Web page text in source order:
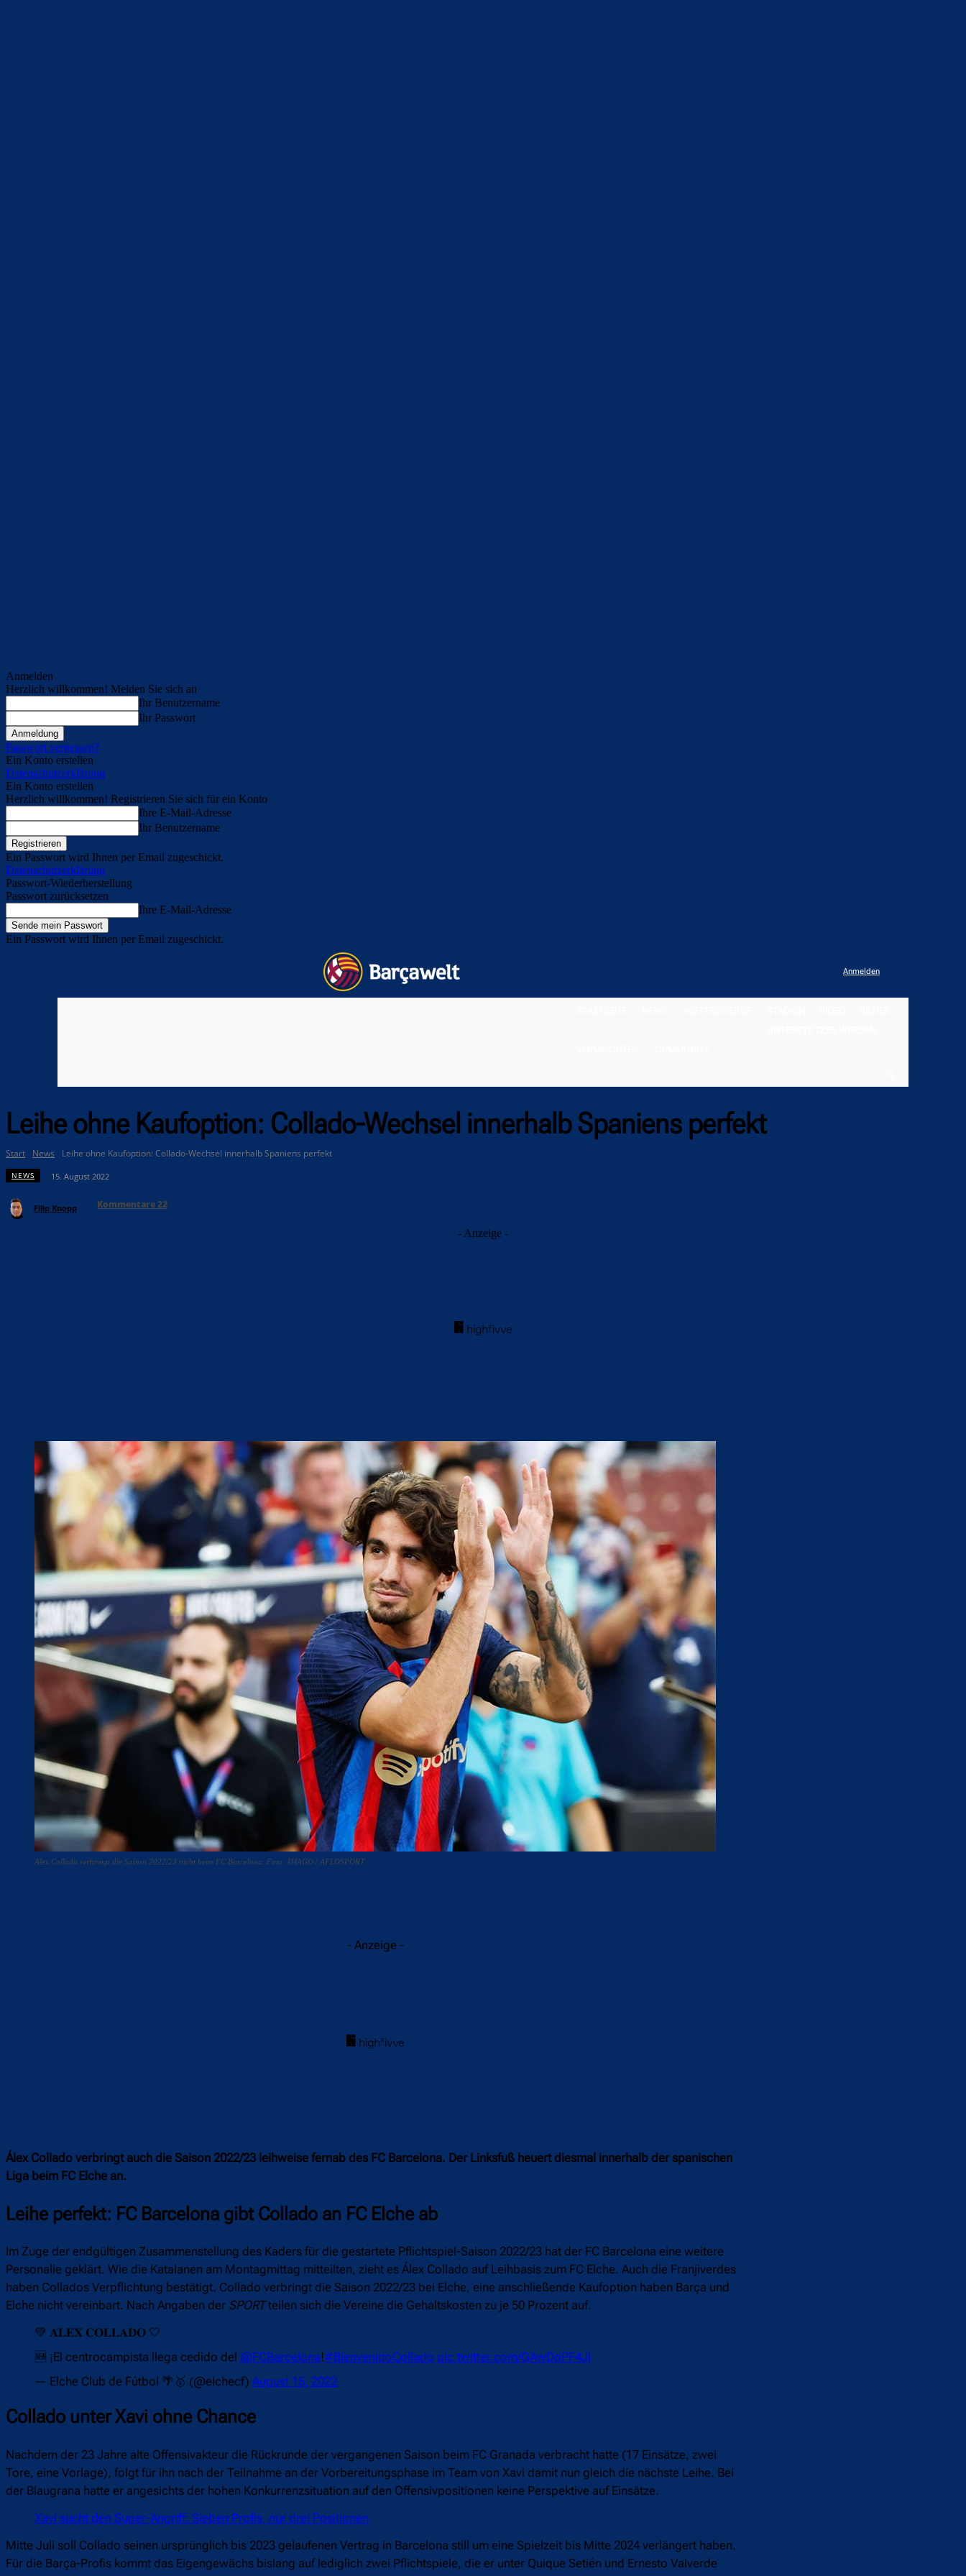
Anmelden
Herzlich willkommen! Melden Sie sich an
Ihr Benutzername
Ihr Passwort
Passwort vergessen?
Ein Konto erstellen
Datenschutzerklärung
Ein Konto erstellen
Herzlich willkommen! Registrieren Sie sich für ein Konto
Ihre E-Mail-Adresse
Ihr Benutzername
Ein Passwort wird Ihnen per Email zugeschickt.
Datenschutzerklärung
Passwort-Wiederherstellung
Passwort zurücksetzen
Ihre E-Mail-Adresse
Ein Passwort wird Ihnen per Email zugeschickt.
Anmelden
Leihe ohne Kaufoption: Collado-Wechsel innerhalb Spaniens perfekt
Start News Leihe ohne Kaufoption: Collado-Wechsel innerhalb Spaniens perfekt
NEWS 15. August 2022
Filip Knopp Kommentare22
- Anzeige -
Alex Collado verbringt die Saison 2022/23 nicht beim FC Barcelona. Foto: IMAGO / AFLOSPORT
- Anzeige -
Álex Collado verbringt auch die Saison 2022/23 leihweise fernab des FC Barcelona. Der Linksfuß heuert diesmal innerhalb der spanischen
Liga beim FC Elche an.
Leihe perfekt: FC Barcelona gibt Collado an FC Elche ab
Im Zuge der endgültigen Zusammenstellung des Kaders für die gestartete Pflichtspiel-Saison 2022/23 hat der FC Barcelona eine weitere
Personalie geklärt. Wie die Katalanen am Montagmittag mitteilten, zieht es Álex Collado auf Leihbasis zum FC Elche. Auch die Franjiverdes
haben Collados Verpflichtung bestätigt. Collado verbringt die Saison 2022/23 bei Elche, eine anschließende Kaufoption haben Barça und
Elche nicht vereinbart. Nach Angaben der SPORTteilen sich die Vereine die Gehaltskosten zu je 50 Prozent auf.
💚 𝐀́𝐋𝐄𝐗 𝐂𝐎𝐋𝐋𝐀𝐃𝐎 🤍
🆕 ¡El centrocampista llega cedido del @FCBarcelona!#BienvenidoCollado pic.twitter.com/GAwDoPF4Ji
— Elche Club de Fútbol 🌴🥇 (@elchecf) August 15, 2022
Collado unter Xavi ohne Chance
Nachdem der 23 Jahre alte Offensivakteur die Rückrunde der vergangenen Saison beim FC Granada verbracht hatte (17 Einsätze, zwei
Tore, eine Vorlage), folgt für ihn nach der Teilnahme an der Vorbereitungsphase im Team von Xavi damit nun gleich die nächste Leihe. Bei
der Blaugrana hatte er angesichts der hohen Konkurrenzsituation auf den Offensivpositionen keine Perspektive auf Einsätze.
Xavi sucht den Super-Angriff: Sieben Profis, nur drei Positionen
Mitte Juli soll Collado seinen ursprünglich bis 2023 gelaufenen Vertrag in Barcelona still um eine Spielzeit bis Mitte 2024 verlängert haben.
Für die Barça-Profis kommt das Eigengewächs bislang auf lediglich zwei Pflichtspiele, die er unter Quique Setién und Ernesto Valverde